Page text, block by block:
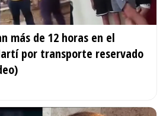
más de 12 horas en el
por transporte reservado